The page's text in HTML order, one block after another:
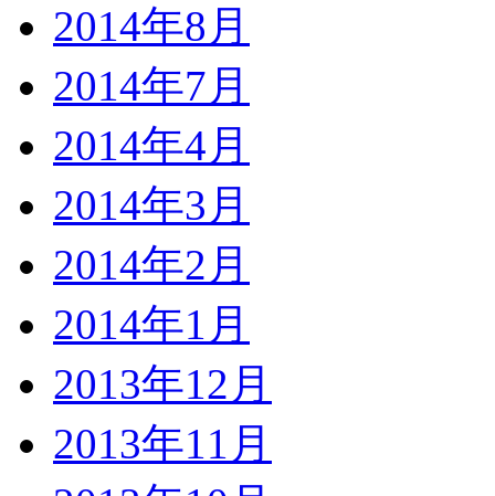
2014年8月
2014年7月
2014年4月
2014年3月
2014年2月
2014年1月
2013年12月
2013年11月